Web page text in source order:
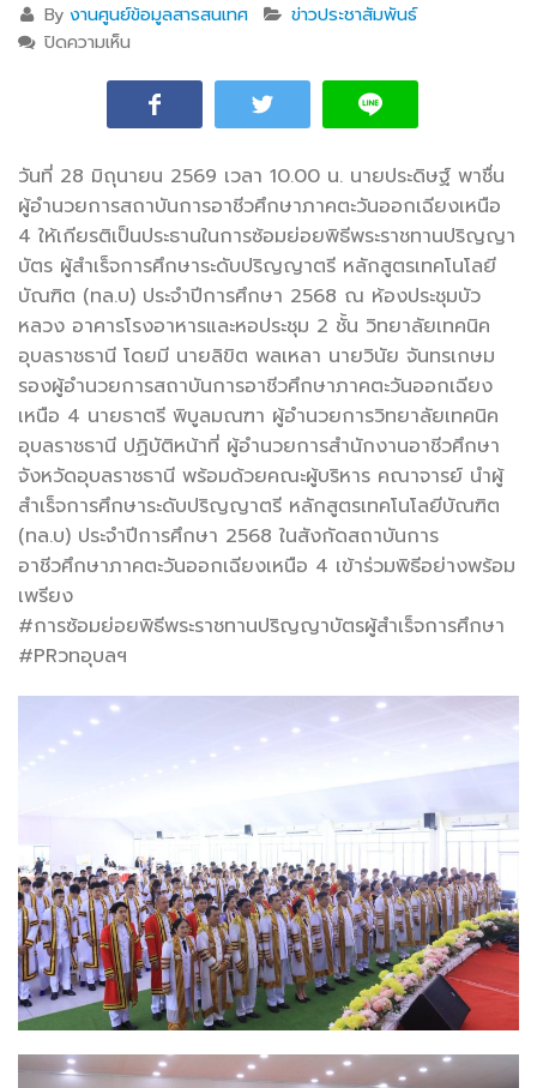
Byงานศูนย์ข้อมูลสารสนเทศ
ข่าวประชาสัมพันธ์
ปิดความเห็น
เทคโนโลยีบัณฑิต (ทล.บ) ประจำปีการศึกษา 2568
วันที่ 28 มิถุนายน 2569 เวลา 10.00 น. นายประดิษฐ์ พาชื่น
ผู้อำนวยการสถาบันการอาชีวศึกษาภาคตะวันออกเฉียงเหนือ
4 ให้เกียรติเป็นประธานในการซ้อมย่อยพิธีพระราชทานปริญญา
บัตร ผู้สำเร็จการศึกษาระดับปริญญาตรี หลักสูตรเทคโนโลยี
บัณฑิต (ทล.บ) ประจำปีการศึกษา 2568 ณ ห้องประชุมบัว
หลวง อาคารโรงอาหารและหอประชุม 2 ชั้น วิทยาลัยเทคนิค
อุบลราชธานี โดยมี นายลิขิต พลเหลา นายวินัย จันทรเกษม
รองผู้อำนวยการสถาบันการอาชีวศึกษาภาคตะวันออกเฉียง
เหนือ 4 นายธาตรี พิบูลมณฑา ผู้อำนวยการวิทยาลัยเทคนิค
อุบลราชธานี ปฏิบัติหน้าที่ ผู้อำนวยการสำนักงานอาชีวศึกษา
จังหวัดอุบลราชธานี พร้อมด้วยคณะผู้บริหาร คณาจารย์ นำผู้
สำเร็จการศึกษาระดับปริญญาตรี หลักสูตรเทคโนโลยีบัณฑิต
(ทล.บ) ประจำปีการศึกษา 2568 ในสังกัดสถาบันการ
อาชีวศึกษาภาคตะวันออกเฉียงเหนือ 4 เข้าร่วมพิธีอย่างพร้อม
เพรียง
#การซ้อมย่อยพิธีพระราชทานปริญญาบัตรผู้สำเร็จการศึกษา
#PRวทอุบลฯ